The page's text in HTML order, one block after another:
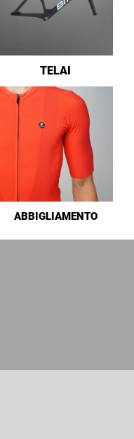
TELAI
ABBIGLIAMENTO